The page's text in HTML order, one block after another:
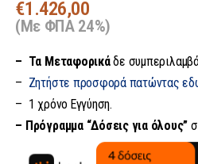
€1.426,00
(Με ΦΠΑ 24%)
– Τα Μεταφορικάδε
– Ζητήστε προσφορά πατώντας
– 1 χρόνο Εγγύηση.
– Πρόγραμμα “Δόσεις για όλους”